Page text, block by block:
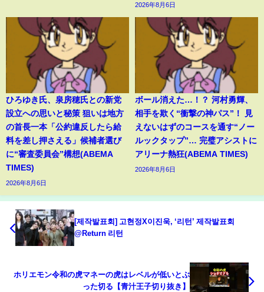
2026年8月6日
ひろゆき氏、泉房穂氏との新党
設立への思いと秘策 狙いは地方
の首長一本「公約違反したら給
料を差し押さえる」候補者選び
に“審査委員会”構想(ABEMA
TIMES)
2026年8月6日
ボール消えた…！？ 河村勇輝、
相手を欺く“衝撃の神パス”！ 見
えないはずのコースを通す“ノー
ルックタップ”… 完璧アシストに
アリーナ熱狂(ABEMA TIMES)
2026年8月6日
[제작발표회] 고현정X이진욱, ‘리턴’ 제작발표회
@Return 리턴
ホリエモン令和の虎マネーの虎はレベルが低いとぶ
った切る【青汁王子切り抜き】